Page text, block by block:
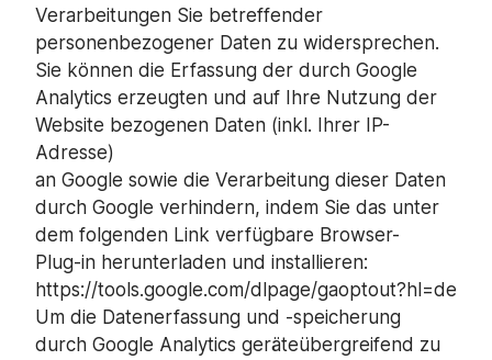
Verarbeitungen Sie betreffender
personenbezogener Daten zu widersprechen.
Sie können die Erfassung der durch Google
Analytics erzeugten und auf Ihre Nutzung der
Website bezogenen Daten (inkl. Ihrer IP-
Adresse)
an Google sowie die Verarbeitung dieser Daten
durch Google verhindern, indem Sie das unter
dem folgenden Link verfügbare Browser-
Plug-in herunterladen und installieren:
https://tools.google.com/dlpage/gaoptout?hl=de
Um die Datenerfassung und -speicherung
durch Google Analytics geräteübergreifend zu